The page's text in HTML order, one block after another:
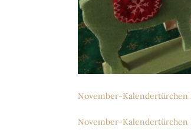
November-Kalendertürchen
November-Kalendertürchen